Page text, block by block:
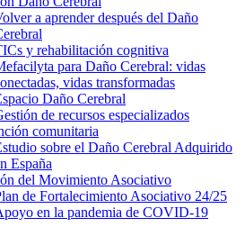
a aprender después del Daño
y rehabilitación cognitiva
para Daño Cerebral: vidas
vidas transformadas
Daño Cerebral
de recursos especializados
comunitaria
sobre el Daño Cerebral Adquirido
España
del Movimiento Asociativo
de Fortalecimiento Asociativo 24/25
en la pandemia de COVID-19